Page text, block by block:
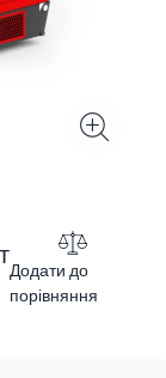
Додати до
порівняння